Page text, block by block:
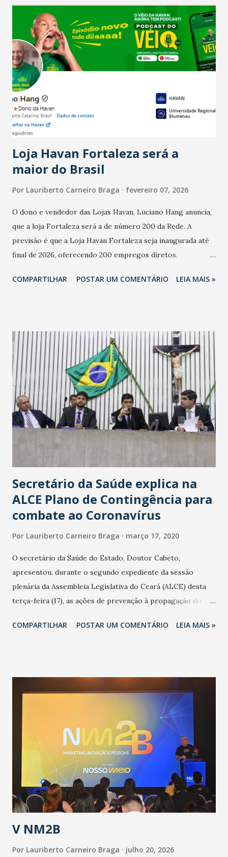
confraternizações de fim de ano e pelo pagamento do 13º
Salário para um número maior de trabalhadores, já que o
país tem a menor taxa de desemprego dos anos recentes.
Ainda segundo a Pesquisa, em novembro de 2025, 40% dos
bares e restaurantes operaram com lucro e outros 40%
registraram equilíbrio financeiro. Já o percentual de
estabelecimentos no prejuízo ficou em 19%, pouco abaixo
do observado no mês anterior. Outros 1% não existiam em
novembro. Em relação a outubro, o faturamento também
cresceu. De acordo com a pesquisa, 44% dos n...
Loja Havan Fortaleza será a
maior do Brasil
Por Lauriberto Carneiro Braga fevereiro 07, 2026
O dono e vendedor das Lojas Havan, Luciano Hang anuncia,
que a loja Fortaleza será a de número 200 da Rede. A
previsão é que a Loja Havan Fortaleza seja inaugurada até
final de 2026, oferecendo 200 empregos diretos,
Havan Fortaleza ainda não foi anunciada oficialmente, mas
COMPARTILHAR POSTAR UM COMENTÁRIO LEIA MAIS »
Secretário da Saúde explica na
ALCE Plano de Contingência para
combate ao Coronavírus
Por Lauriberto Carneiro Braga março 17, 2020
O secretário da Saúde do Estado, Doutor Cabeto,
apresentou, durante o segundo expediente da sessão
plenária da Assembleia Legislativa do Ceará (ALCE) desta
terça-feira (17), as ações de prevenção à propagação do
adotadas pelo Governo do Estado na contenção da
população suspeita e de cuidados com os ambientes
públicos e domiciliares. “Nós não estamos vivendo uma
epidemia comum, como temos em todos os anos, com
aumento de casos de dengue, influenza ou H1N1. Trata-se
de uma epidemia com um vírus diferente, com um poder de
contaminação maior que outros coronavírus”, apontou o
secretário. Segundo ele, é uma epidemia com chance de
contaminação alta, podendo gerar um grande risco à
população e ao sistema de saúde. “Precisamos saber fazer a
estratificação do risco da doença, para não so...
COMPARTILHAR POSTAR UM COMENTÁRIO LEIA MAIS »
V NM2B
Por Lauriberto Carneiro Braga julho 20, 2026